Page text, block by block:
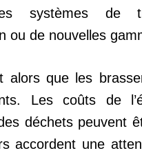
systèmes de
ou de nouvelles
alors que les
Les coûts de
déchets peuvent
accordent une